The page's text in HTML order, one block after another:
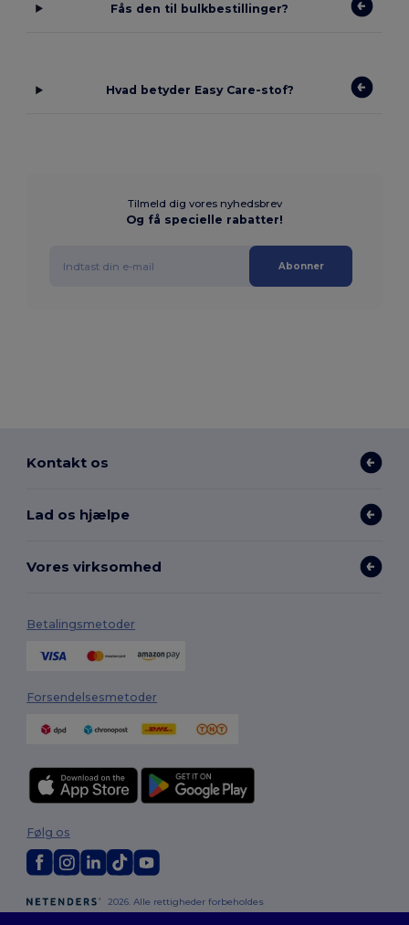
Fås den til bulkbestillinger?
Hvad betyder Easy Care-stof?
Tilmeld dig vores nyhedsbrev
Og få specielle rabatter!
Abonner
Kontakt os
Lad os hjælpe
Vores virksomhed
Betalingsmetoder
Forsendelsesmetoder
2026. Alle rettigheder forbeholdes
Følg os